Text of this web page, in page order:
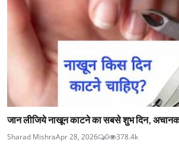
जान लीजिये नाखून काटने का सबसे शुभ दिन,
Sharad MishraApr 28, 2026 0 378.4k